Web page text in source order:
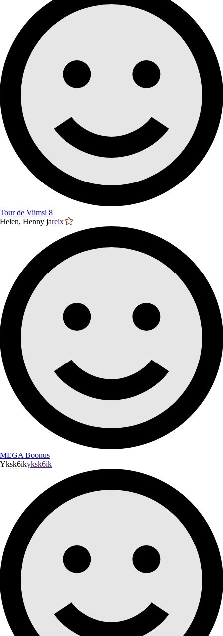
Tour de Viimsi 8
Helen, Henny jareix
MEGA Boonus
Yksk6ikyksk6ik